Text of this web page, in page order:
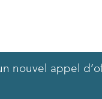
nouvel appel